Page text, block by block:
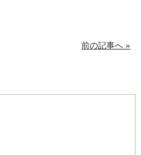
前の記事へ »